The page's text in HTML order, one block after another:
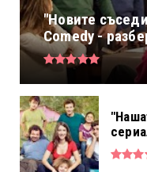
"Новите
Comedy -